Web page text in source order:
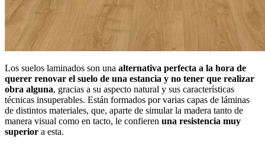
Los suelos laminados son una alternativa perfecta a la hora de
querer renovar el suelo de una estancia y no tener que realizar
obra alguna, gracias a su aspecto natural y sus características
técnicas insuperables. Están formados por varias capas de láminas
de distintos materiales, que, aparte de simular la madera tanto de
manera visual como en tacto, le confieren una resistencia muy
superior a esta.